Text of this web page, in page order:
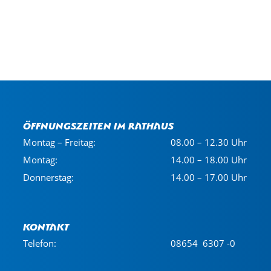
Öffnungszeiten im Rathaus
Montag – Freitag:
08.00 – 12.30 Uhr
Montag:
14.00 – 18.00 Uhr
Donnerstag:
14.00 – 17.00 Uhr
Kontakt
Telefon: 08654 6307 -0